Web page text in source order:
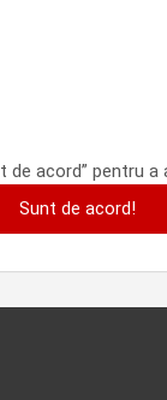
de acord” pentru
Sunt de acord!